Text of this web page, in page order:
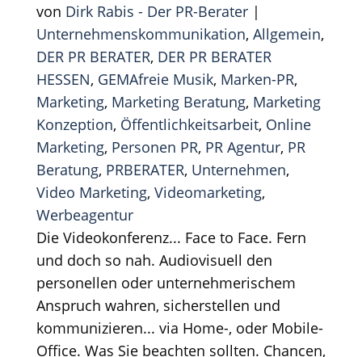
von Dirk Rabis - Der PR-Berater|
Unternehmenskommunikation, Allgemein,
DER PR BERATER, DER PR BERATER
HESSEN, GEMAfreie Musik, Marken-PR,
Marketing, Marketing Beratung, Marketing
Konzeption, Öffentlichkeitsarbeit, Online
Marketing, Personen PR, PR Agentur, PR
Beratung, PRBERATER, Unternehmen,
Video Marketing, Videomarketing,
Werbeagentur
Die Videokonferenz... Face to Face. Fern
und doch so nah. Audiovisuell den
personellen oder unternehmerischem
Anspruch wahren, sicherstellen und
kommunizieren... via Home-, oder Mobile-
Office. Was Sie beachten sollten. Chancen,